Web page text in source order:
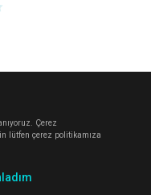
Çerez
lütfen çerez politikamıza